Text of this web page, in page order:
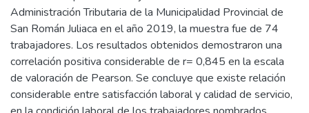
Administración Tributaria de la Municipalidad Provincial de
San Román Juliaca en el año 2019, la muestra fue de 74
trabajadores. Los resultados obtenidos demostraron una
correlación positiva considerable de r= 0,845 en la escala
de valoración de Pearson. Se concluye que existe relación
considerable entre satisfacción laboral y calidad de servicio,